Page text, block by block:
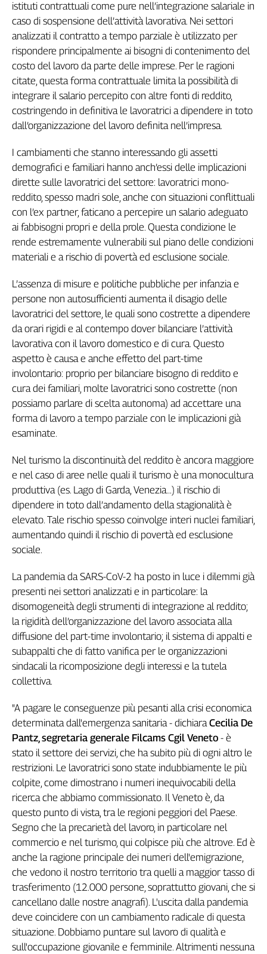
Inserti
Diffusa
InFlai
Le
trasmissioni
tv
Work
Progress
L'Italia
nel
Lavoro
Territori
Molise
Alto
Basilicata
Calabria
Emilia-
Romagna
Friuli
Venezia
Giulia
Lazio
Liguria
Lombardia
Puglia
Sardegna
Sicilia
Toscana
Trentino
Valle
D'Aosta
Veneto
Archivio
Storico
1955-
2014
Contatti
La
redazione
Newsletter
Social
istituti contrattuali come pure nell’integrazione salariale in
caso di sospensione dell’attività lavorativa. Nei settori
analizzati il contratto a tempo parziale è utilizzato per
rispondere principalmente ai bisogni di contenimento del
costo del lavoro da parte delle imprese. Per le ragioni
citate, questa forma contrattuale limita la possibilità di
integrare il salario percepito con altre fonti di reddito,
costringendo in definitiva le lavoratrici a dipendere in toto
dall’organizzazione del lavoro definita nell’impresa.
I cambiamenti che stanno interessando gli assetti
demografici e familiari hanno anch’essi delle implicazioni
dirette sulle lavoratrici del settore: lavoratrici mono-
reddito, spesso madri sole, anche con situazioni conflittuali
con l’ex partner, faticano a percepire un salario adeguato
ai fabbisogni propri e della prole. Questa condizione le
rende estremamente vulnerabili sul piano delle condizioni
materiali e a rischio di povertà ed esclusione sociale.
L’assenza di misure e politiche pubbliche per infanzia e
persone non autosufficienti aumenta il disagio delle
lavoratrici del settore, le quali sono costrette a dipendere
da orari rigidi e al contempo dover bilanciare l’attività
lavorativa con il lavoro domestico e di cura. Questo
aspetto è causa e anche effetto del part-time
involontario: proprio per bilanciare bisogno di reddito e
cura dei familiari, molte lavoratrici sono costrette (non
possiamo parlare di scelta autonoma) ad accettare una
forma di lavoro a tempo parziale con le implicazioni già
esaminate.
Nel turismo la discontinuità del reddito è ancora maggiore
e nel caso di aree nelle quali il turismo è una monocultura
produttiva (es. Lago di Garda, Venezia...) il rischio di
dipendere in toto dall’andamento della stagionalità è
elevato. Tale rischio spesso coinvolge interi nuclei familiari,
aumentando quindi il rischio di povertà ed esclusione
sociale.
La pandemia da SARS-CoV-2 ha posto in luce i dilemmi già
presenti nei settori analizzati e in particolare: la
disomogeneità degli strumenti di integrazione al reddito;
la rigidità dell’organizzazione del lavoro associata alla
diffusione del part-time involontario; il sistema di appalti e
subappalti che di fatto vanifica per le organizzazioni
sindacali la ricomposizione degli interessi e la tutela
collettiva.
"A pagare le conseguenze più pesanti alla crisi economica
determinata dall'emergenza sanitaria - dichiaraCecilia De
Pantz, segretaria generale Filcams Cgil Veneto - è
stato il settore dei servizi, che ha subito più di ogni altro le
restrizioni. Le lavoratrici sono state indubbiamente le più
colpite, come dimostrano i numeri inequivocabili della
ricerca che abbiamo commissionato. Il Veneto è, da
questo punto di vista, tra le regioni peggiori del Paese.
Segno che la precarietà del lavoro, in particolare nel
commercio e nel turismo, qui colpisce più che altrove. Ed è
anche la ragione principale dei numeri dell'emigrazione,
che vedono il nostro territorio tra quelli a maggior tasso di
trasferimento (12.000 persone, soprattutto giovani, che si
cancellano dalle nostre anagrafi). L'uscita dalla pandemia
deve coincidere con un cambiamento radicale di questa
situazione. Dobbiamo puntare sul lavoro di qualità e
sull'occupazione giovanile e femminile. Altrimenti nessuna